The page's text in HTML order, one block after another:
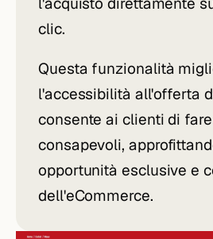
clic.
Questa funzionalità
l'accessibilità all'offerta
consente ai clienti di
consapevoli,
opportunità esclusive e
dell'eCommerce.